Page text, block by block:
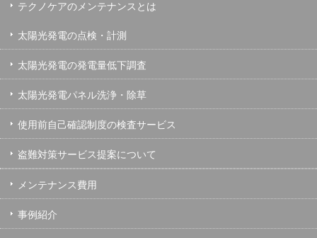
テクノケアのメンテナンスとは
太陽光発電の点検・計測
太陽光発電の発電量低下調査
太陽光発電パネル洗浄・除草
使用前自己確認制度の検査サービス
盗難対策サービス提案について
メンテナンス費用
事例紹介